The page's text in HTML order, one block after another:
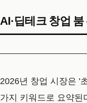
AI·딥테크 창업
2026년 창업 시장은 '
가지 키워드로 요약된